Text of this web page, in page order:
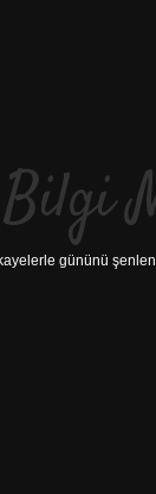
gününü